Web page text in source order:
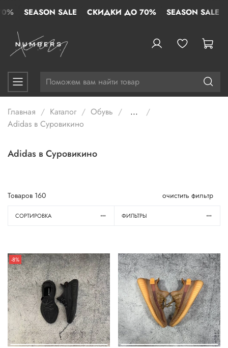
SEASON SALE СКИДКИ ДО 70% SEASON SALE
Главная Каталог Обувь
...
Adidas в Суровикино
Adidas в Суровикино
Товаров 160 очистить фильтр
СОРТИРОВКА ФИЛЬТРЫ
-8%